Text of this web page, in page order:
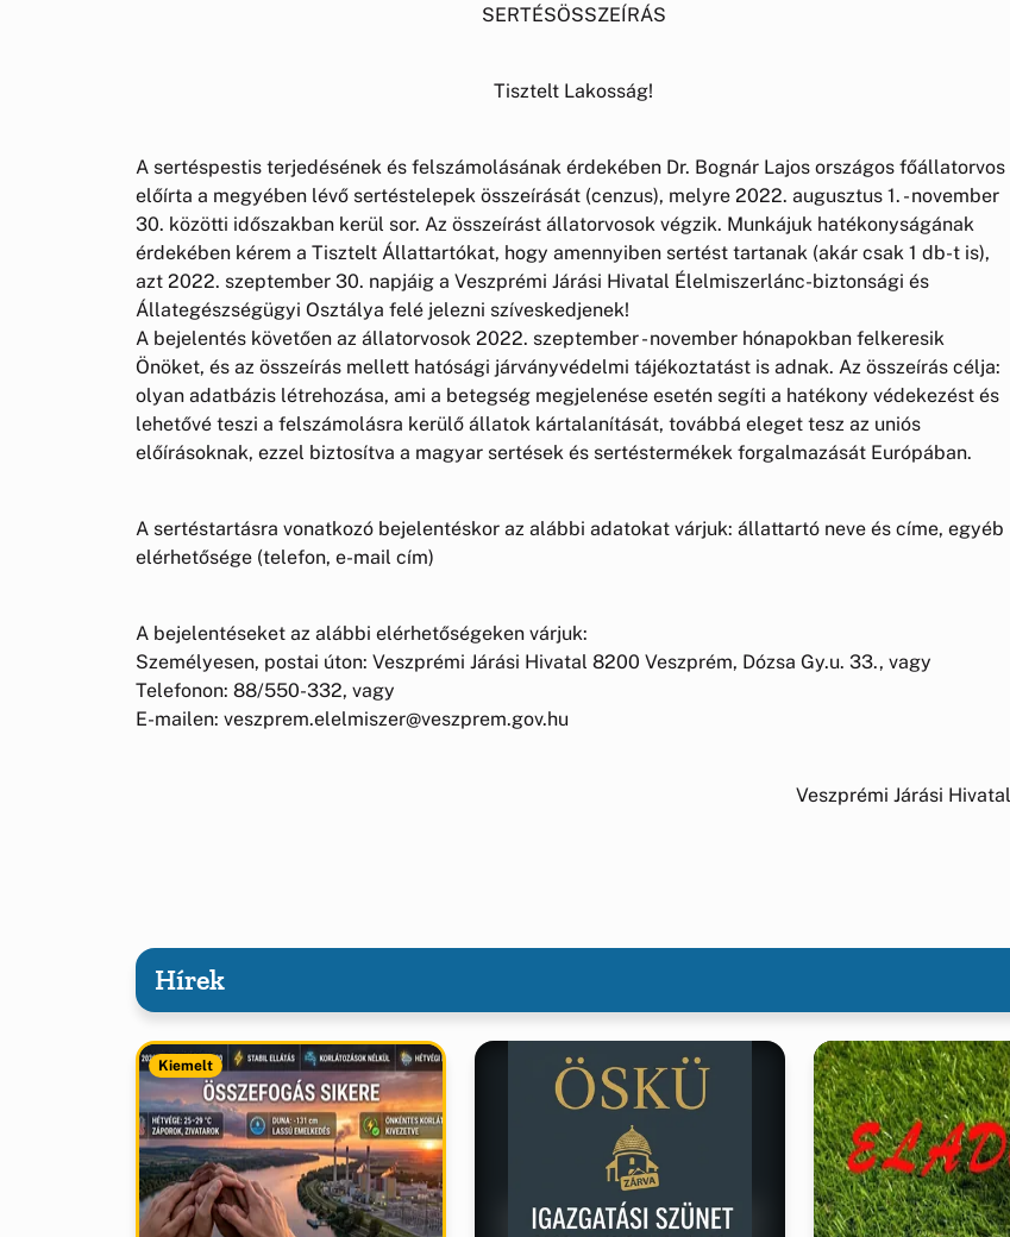
SERTÉSÖSSZEÍRÁS
Tisztelt Lakosság!
A sertéspestis terjedésének és felszámolásának érdekében Dr. Bognár Lajos országos főállatorvos
előírta a megyében lévő sertéstelepek összeírását (cenzus), melyre 2022. augusztus 1. - november
30. közötti időszakban kerül sor. Az összeírást állatorvosok végzik. Munkájuk hatékonyságának
érdekében kérem a Tisztelt Állattartókat, hogy amennyiben sertést tartanak (akár csak 1 db-t is),
azt 2022. szeptember 30. napjáig a Veszprémi Járási Hivatal Élelmiszerlánc-biztonsági és
Állategészségügyi Osztálya felé jelezni szíveskedjenek!
A bejelentés követően az állatorvosok 2022. szeptember - november hónapokban felkeresik
Önöket, és az összeírás mellett hatósági járványvédelmi tájékoztatást is adnak. Az összeírás célja:
olyan adatbázis létrehozása, ami a betegség megjelenése esetén segíti a hatékony védekezést és
lehetővé teszi a felszámolásra kerülő állatok kártalanítását, továbbá eleget tesz az uniós
előírásoknak, ezzel biztosítva a magyar sertések és sertéstermékek forgalmazását Európában.
A sertéstartásra vonatkozó bejelentéskor az alábbi adatokat várjuk: állattartó neve és címe, egyéb
elérhetősége (telefon, e-mail cím)
A bejelentéseket az alábbi elérhetőségeken várjuk:
Személyesen, postai úton: Veszprémi Járási Hivatal 8200 Veszprém, Dózsa Gy.u. 33., vagy
Telefonon: 88/550-332, vagy
E-mailen: veszprem.elelmiszer@veszprem.gov.hu
Veszprémi Járási Hivatal
Hírek
Kiemelt